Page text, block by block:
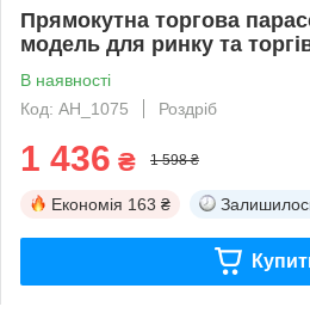
Прямокутна торгова
модель для ринку та
В наявності
Код: AH_1075
Роздріб
1 436 ₴ 1 598 ₴
Економія 163 ₴